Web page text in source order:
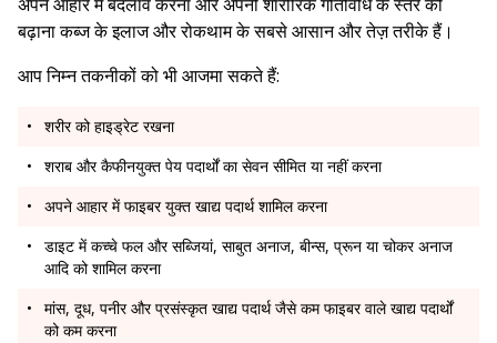
बढ़ाना कब्ज के इलाज और रोकथाम के सबसे आसान और तेज़ तरीके हैं।
आप निम्न तकनीकों को भी आजमा सकते हैं:
शरीर को हाइड्रेट रखना
शराब और कैफीनयुक्त पेय पदार्थों का सेवन सीमित या नहीं करना
अपने आहार में फाइबर युक्त खाद्य पदार्थ शामिल करना
डाइट में कच्चे फल और सब्जियां, साबुत अनाज, बीन्स, प्रून या चोकर अनाज
आदि को शामिल करना
मांस, दूध, पनीर और प्रसंस्कृत खाद्य पदार्थ जैसे कम फाइबर वाले खाद्य पदार्थों
को कम करना